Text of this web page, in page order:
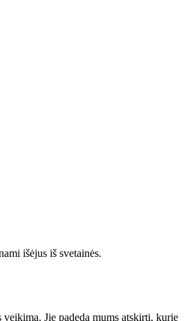
išėjus iš svetainės.
Jie padeda mums atskirti, kurie